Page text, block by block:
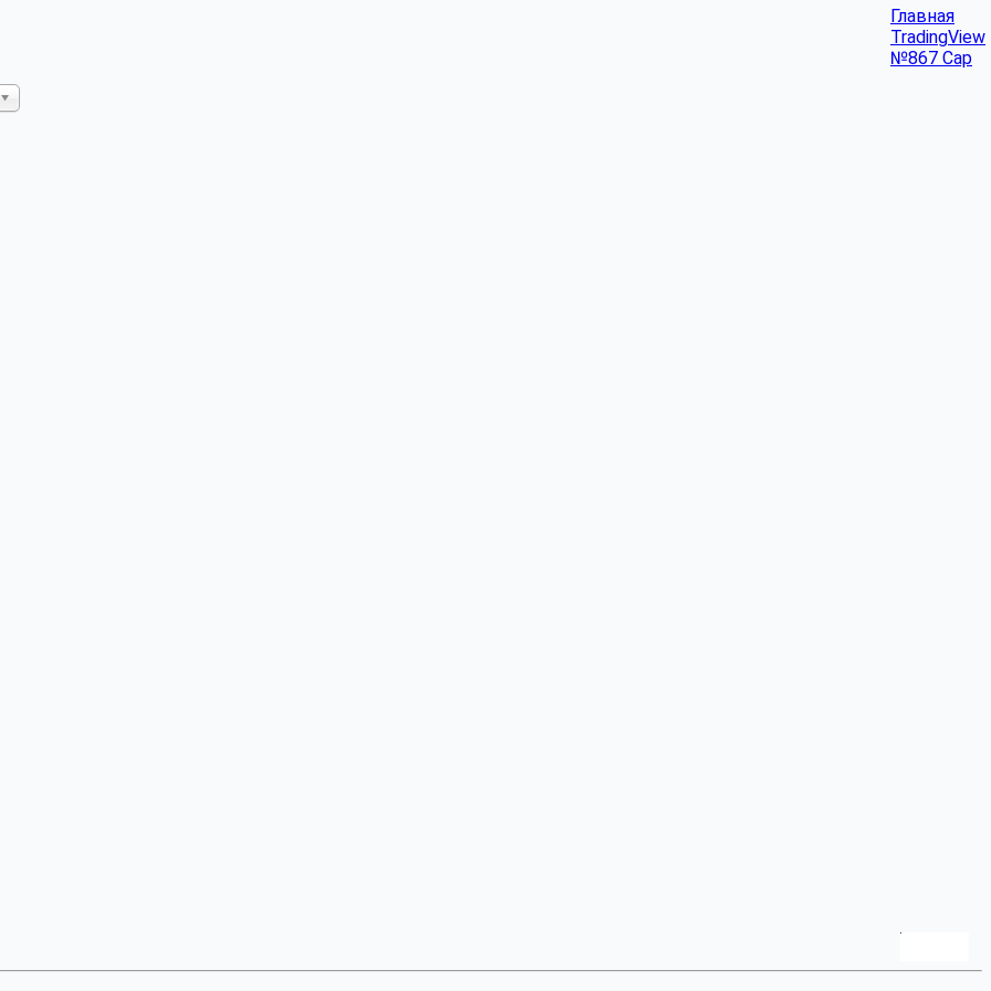
Главная
TradingView
№867 Cap